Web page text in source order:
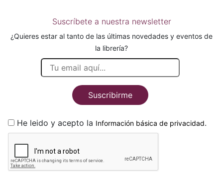
Suscríbete a nuestra newsletter
¿Quieres estar al tanto de las últimas novedades y eventos de
la librería?
Suscribirme
He leido y acepto la Información básica de privacidad.